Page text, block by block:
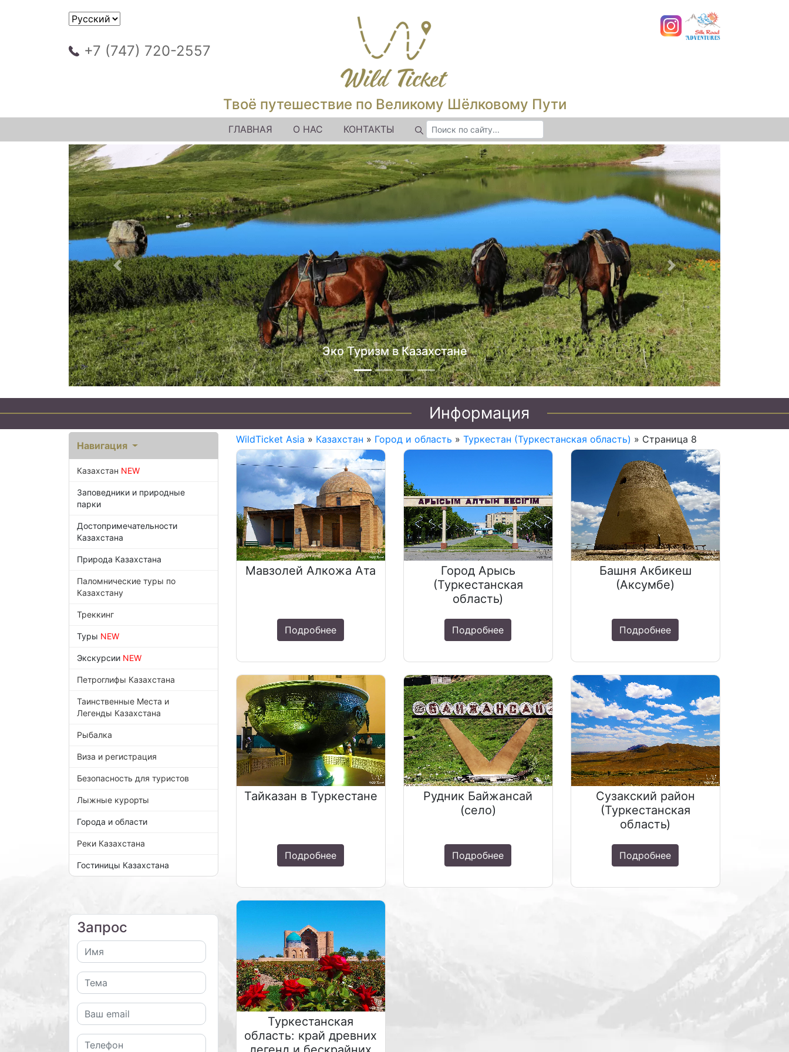
+7 (747) 720-2557
Твоё путешествие по Великому Шёлковому Пути
ГЛАВНАЯ О НАС КОНТАКТЫ
Джип туры по Казахстану
Предыдущий Следующий
Информация
Навигация
Казахстан NEW
Заповедники и природные
парки
Достопримечательности
Казахстана
Природа Казахстана
Паломнические туры по
Казахстану
Треккинг
Туры NEW
Экскурсии NEW
Петроглифы Казахстана
Таинственные Места и
Легенды Казахстана
Рыбалка
Виза и регистрация
Безопасность для туристов
Лыжные курорты
Города и области
Реки Казахстана
Гостиницы Казахстана
Запрос
WildTicket Asia » Казахстан » Город и область » Туркестан (Туркестанская область) » Страница 8
Мавзолей Алкожа Ата
Подробнее
Город Арысь
(Туркестанская
область)
Подробнее
Башня Акбикеш
(Аксумбе)
Подробнее
Тайказан в Туркестане
Подробнее
Рудник Байжансай
(село)
Подробнее
Сузакский район
(Туркестанская
область)
Подробнее
Туркестанская
область: край древних